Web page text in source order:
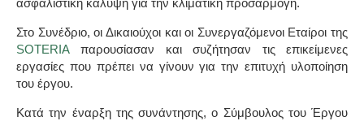
ασφαλιστική κάλυψη για την κλιματική προσαρμογή.
Στο Συνέδριο, οι Δικαιούχοι και οι Συνεργαζόμενοι Εταίροι της
SOTERIA παρουσίασαν και συζήτησαν τις επικείμενες
εργασίες που πρέπει να γίνουν για την επιτυχή υλοποίηση
του έργου.
Κατά την έναρξη της συνάντησης, ο Σύμβουλος του Έργου